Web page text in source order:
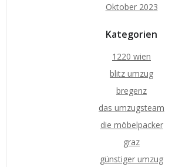
Oktober 2023
Kategorien
1220 wien
blitz umzug
bregenz
das umzugsteam
die möbelpacker
graz
günstiger umzug